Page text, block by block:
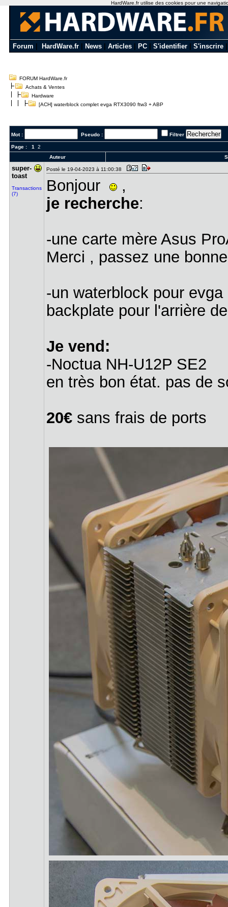
Forum HardWare.fr News Articles PC S'identifier S'inscrire
FORUM HardWare.fr
Achats & Ventes
Hardware
[ACH] waterblock complet evga RTX3090 ftw3 + ABP
Mot : Pseudo : Filtrer
Page : 1
2
Auteur
super-
toas​t
Transactions
(7)
Posté le 19-04-2023 à 11:00:38
Bonjour
,
je recherche:
-une carte mère Asus
Merci , passez une
-un waterblock pour
backplate pour l'arrière
Je vend:
-Noctua NH-U12P SE2
en très bon état. pas de
20€sans frais de ports
HardWare.fr utilise des cookies pour une